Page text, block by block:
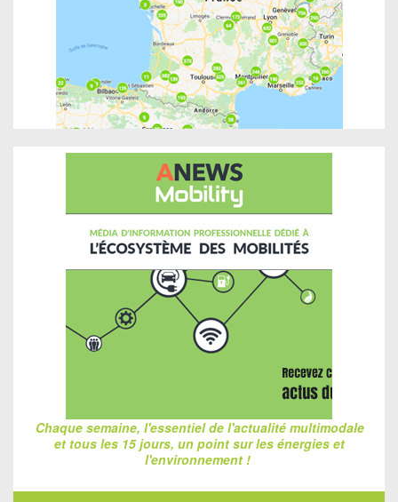
Chaque semaine, l'essentiel de l'actualité multimodale
et tous les 15 jours, un point sur les énergies et
l'environnement !